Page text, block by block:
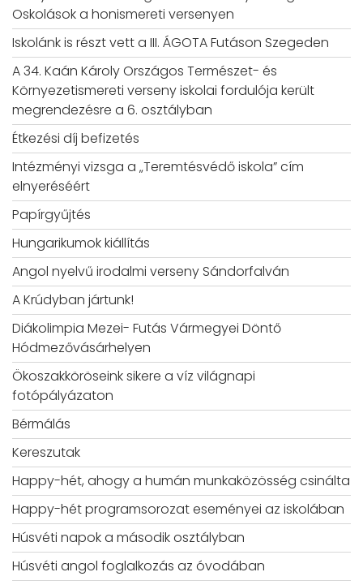
Oskolások a honismereti versenyen
Iskolánk is részt vett a III. ÁGOTA Futáson Szegeden
A 34. Kaán Károly Országos Természet- és
Környezetismereti verseny iskolai fordulója került
megrendezésre a 6. osztályban
Étkezési díj befizetés
Intézményi vizsga a „Teremtésvédő iskola” cím
elnyeréséért
Papírgyűjtés
Hungarikumok kiállítás
Angol nyelvű irodalmi verseny Sándorfalván
A Krúdyban jártunk!
Diákolimpia Mezei- Futás Vármegyei Döntő
Hódmezővásárhelyen
Ökoszakköröseink sikere a víz világnapi
fotópályázaton
Bérmálás
Kereszutak
Happy-hét, ahogy a humán munkaközösség csinálta
Happy-hét programsorozat eseményei az iskolában
Húsvéti napok a második osztályban
Húsvéti angol foglalkozás az óvodában